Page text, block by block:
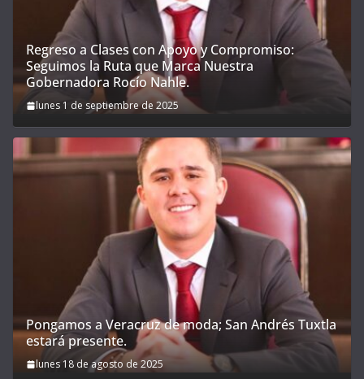
Regreso a Clases con Apoyo y Compromiso:
Seguimos la Ruta que Marca Nuestra
Gobernadora Rocío Nahle.
lunes 1 de septiembre de 2025
Pongamos a Veracruz de moda; San Andrés Tuxtla
estará presente.
lunes 18 de agosto de 2025